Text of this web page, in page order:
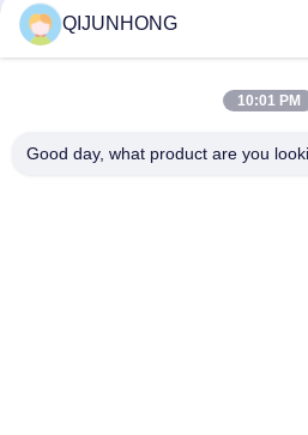
Pp Saft Honig Sirup Getränke
Große Dosis Lebensmittelqualität
33/410 Qualitätslotionspumpe 4CC
QIJUNHONG
10:01 PM
Good day, what product are you